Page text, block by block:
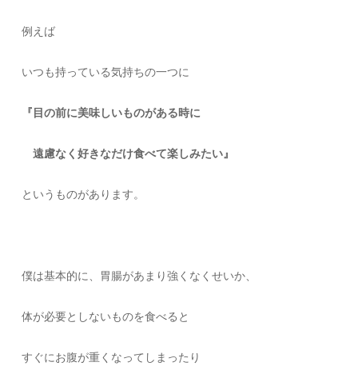
例えば
いつも持っている気持ちの一つに
『目の前に美味しいものがある時に
遠慮なく好きなだけ食べて楽しみたい』
というものがあります。
僕は基本的に、胃腸があまり強くなくせいか、
体が必要としないものを食べると
すぐにお腹が重くなってしまったり